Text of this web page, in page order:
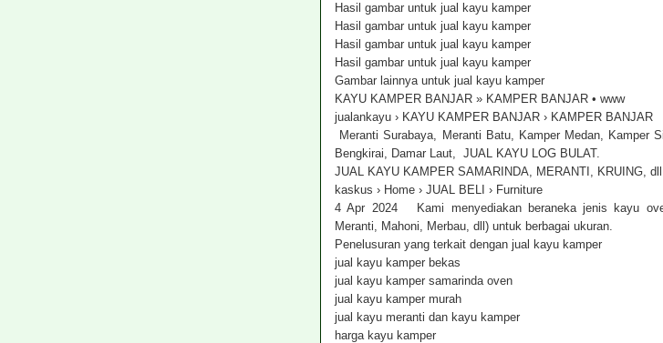
Hasil gambar untuk jual kayu kamper
Hasil gambar untuk jual kayu kamper
Hasil gambar untuk jual kayu kamper
Hasil gambar untuk jual kayu kamper
Gambar lainnya untuk jual kayu kamper
KAYU KAMPER BANJAR » KAMPER BANJAR • www
jualankayu › KAYU KAMPER BANJAR › KAMPER BANJAR
Meranti Surabaya, Meranti Batu, Kamper Medan, Kamper
Bengkirai, Damar Laut, JUAL KAYU LOG BULAT.
JUAL KAYU KAMPER SAMARINDA, MERANTI, KRUING,
kaskus › Home › JUAL BELI › Furniture
4 Apr 2024 Kami menyediakan beraneka jenis kayu
Meranti, Mahoni, Merbau, dll) untuk berbagai ukuran.
Penelusuran yang terkait dengan jual kayu kamper
jual kayu kamper bekas
jual kayu kamper samarinda oven
jual kayu kamper murah
jual kayu meranti dan kayu kamper
harga kayu kamper